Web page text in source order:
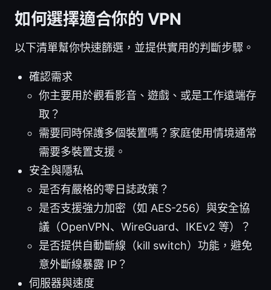
如何選擇適合你的 VPN
以下清單幫你快速篩選，並提供實用的判斷步驟。
確認需求
你主要用於觀看影音、遊戲、或是工作遠端存
取？
需要同時保護多個裝置嗎？家庭使用情境通常
需要多裝置支援。
安全與隱私
是否有嚴格的零日誌政策？
是否支援強力加密（如 AES-256）與安全協
議（OpenVPN、WireGuard、IKEv2 等）？
是否提供自動斷線（kill switch）功能，避免
意外斷線暴露 IP？
伺服器與速度